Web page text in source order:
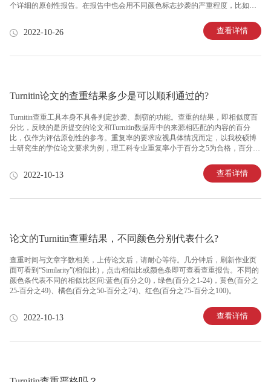
个详细的原创性报告。在报告中也会用不同颜色标志抄袭的严重程度，比如程
侧列出相似部分的来源。所以Turnitin的查重是非常严格的，同学们一定要做好
引用和paraphrase，尽量降低重复率。
2022-10-26 查看详情
Turnitin论文的查重结果多少是可以顺利通过的?
Turnitin查重工具本身不具备判定抄袭、剽窃的功能。查重的结果，即相似度百
分比，反映的是所提交的论文和Turnitin数据库中的来源相匹配的内容的百分
比，仅作为评估原创性的参考。重复率的要求应视具体情况而定，以我校硕博
士研究生的学位论文要求为例，理工科专业重复率小于百分之5为合格，百分之
2022-10-13 查看详情
论文的Turnitin查重结果，不同颜色分别代表什么?
查重时间与文章字数相关，上传论文后，请耐心等待。几分钟后，刷新作业页
面可看到“Similarity”(相似比)，点击相似比或颜色条即可查看查重报告。不同的
颜色条代表不同的相似比区间:蓝色(百分之0)，绿色(百分之1-24)，黄色(百分之
25-百分之49)、橘色(百分之50-百分之74)、红色(百分之75-百分之100)。
2022-10-13 查看详情